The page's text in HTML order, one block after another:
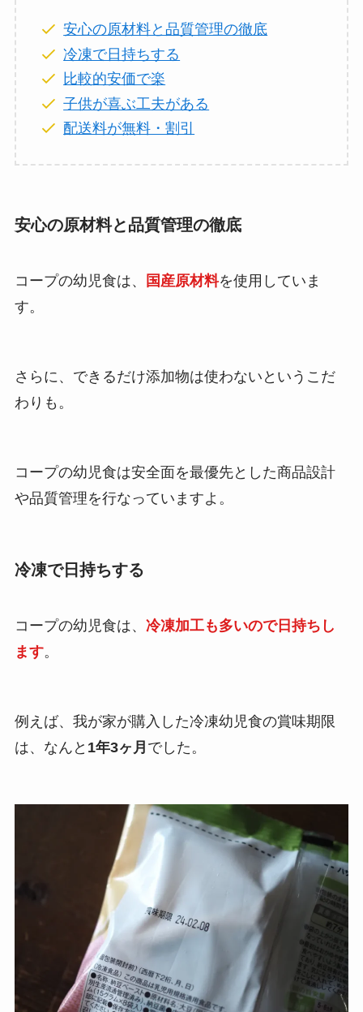
安心の原材料と品質管理の徹底
冷凍で日持ちする
比較的安価で楽
子供が喜ぶ工夫がある
配送料が無料・割引
安心の原材料と品質管理の徹底
コープの幼児食は、 国産原材料を使用していま
す。
さらに、できるだけ添加物は使わないというこだ
わりも。
コープの幼児食は安全面を最優先とした商品設計
や品質管理を行なっていますよ。
冷凍で日持ちする
コープの幼児食は、 冷凍加工も多いので日持ちし
ます。
例えば、我が家が購入した冷凍幼児食の賞味期限
は、なんと 1年3ヶ月 でした。